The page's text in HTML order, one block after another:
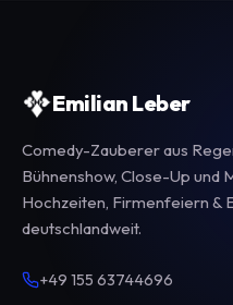
Emilian Leber
Comedy-Zauberer aus
Bühnenshow, Close-Up und
Hochzeiten, Firmenfeiern &
deutschlandweit.
+49 155 63744696